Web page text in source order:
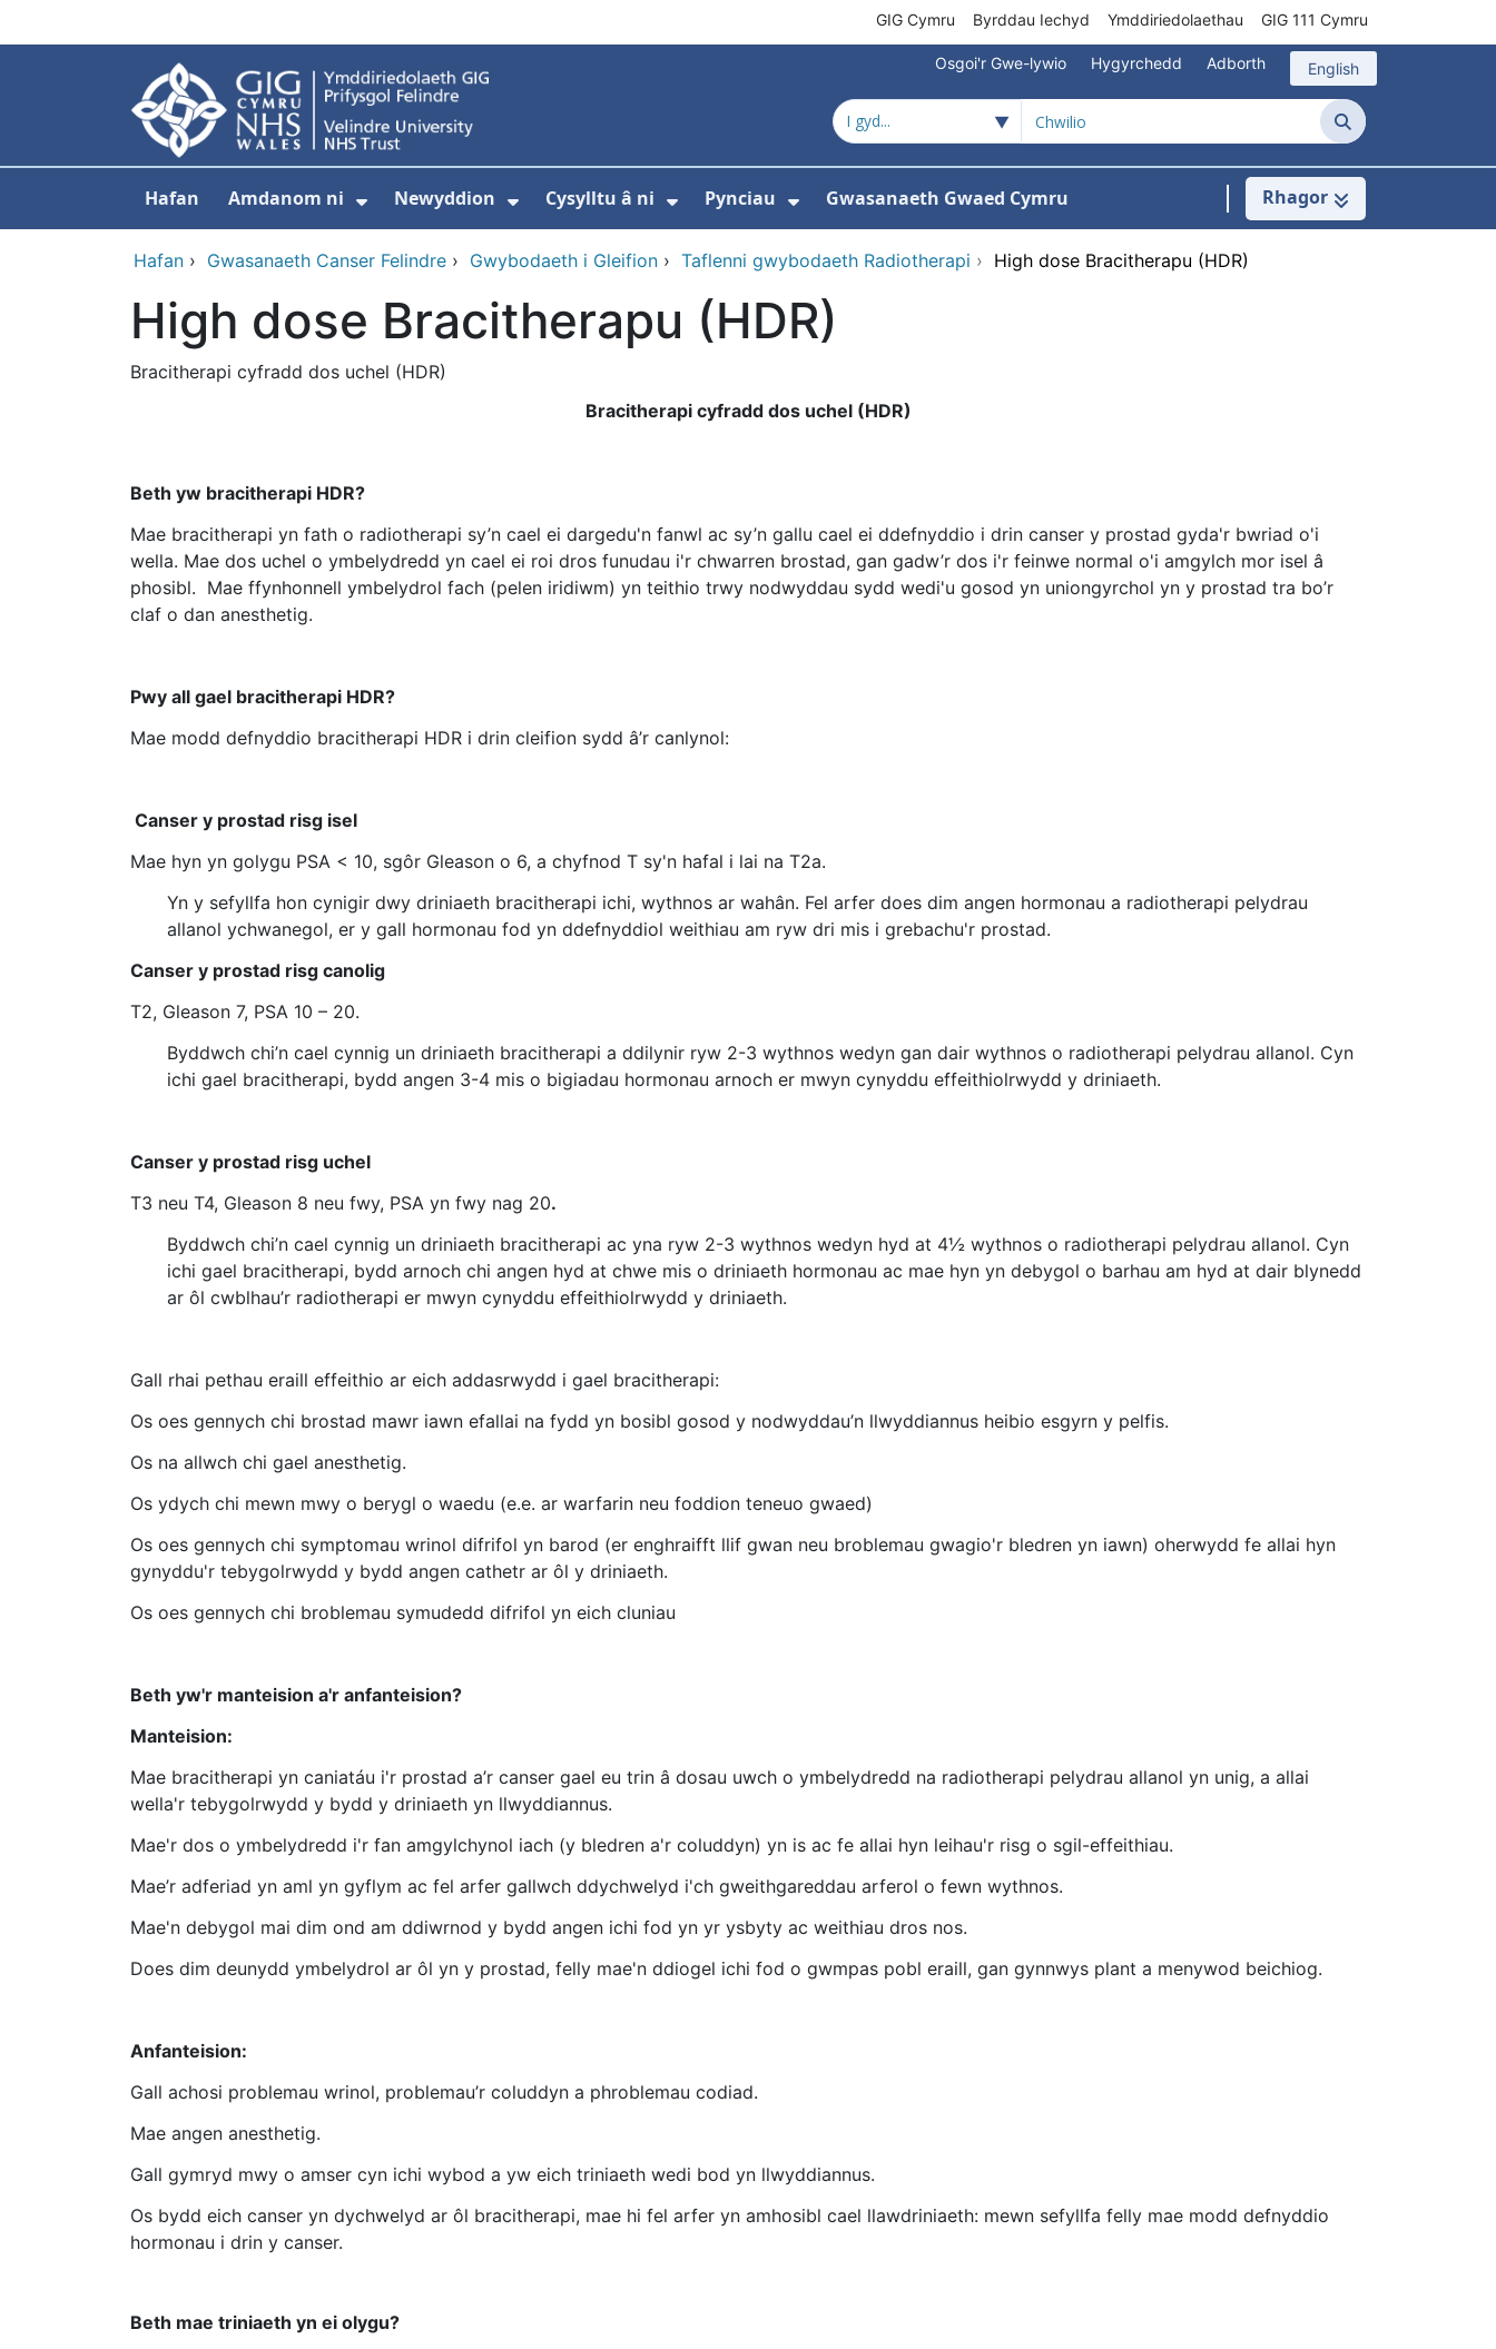
GIG Cymru Byrddau Iechyd Ymddiriedolaethau GIG 111 Cymru
Osgoi'r Gwe-lywio Hygyrchedd Adborth English
Chwilio
Hafan Amdanom ni Newyddion Cysylltu â ni Pynciau Gwasanaeth Gwaed Cymru Rhagor
Hafan › Gwasanaeth Canser Felindre › Gwybodaeth i Gleifion › Taflenni gwybodaeth Radiotherapi › High dose Bracitherapu (HDR)
High dose Bracitherapu (HDR)
Bracitherapi cyfradd dos uchel (HDR)
Bracitherapi cyfradd dos uchel (HDR)
Beth yw bracitherapi HDR?
Mae bracitherapi yn fath o radiotherapi sy’n cael ei dargedu'n fanwl ac sy’n gallu cael ei ddefnyddio i drin canser y prostad gyda'r bwriad o'i
wella. Mae dos uchel o ymbelydredd yn cael ei roi dros funudau i'r chwarren brostad, gan gadw’r dos i'r feinwe normal o'i amgylch mor isel â
phosibl. Mae ffynhonnell ymbelydrol fach (pelen iridiwm) yn teithio trwy nodwyddau sydd wedi'u gosod yn uniongyrchol yn y prostad tra bo’r
claf o dan anesthetig.
Pwy all gael bracitherapi HDR?
Mae modd defnyddio bracitherapi HDR i drin cleifion sydd â’r canlynol:
Canser y prostad risg isel
Mae hyn yn golygu PSA < 10, sgôr Gleason o 6, a chyfnod T sy'n hafal i lai na T2a.
Yn y sefyllfa hon cynigir dwy driniaeth bracitherapi ichi, wythnos ar wahân. Fel arfer does dim angen hormonau a radiotherapi pelydrau
allanol ychwanegol, er y gall hormonau fod yn ddefnyddiol weithiau am ryw dri mis i grebachu'r prostad.
Canser y prostad risg canolig
T2, Gleason 7, PSA 10 – 20.
Byddwch chi’n cael cynnig un driniaeth bracitherapi a ddilynir ryw 2-3 wythnos wedyn gan dair wythnos o radiotherapi pelydrau allanol. Cyn
ichi gael bracitherapi, bydd angen 3-4 mis o bigiadau hormonau arnoch er mwyn cynyddu effeithiolrwydd y driniaeth.
Canser y prostad risg uchel
T3 neu T4, Gleason 8 neu fwy, PSA yn fwy nag 20.
Byddwch chi’n cael cynnig un driniaeth bracitherapi ac yna ryw 2-3 wythnos wedyn hyd at 4½ wythnos o radiotherapi pelydrau allanol. Cyn
ichi gael bracitherapi, bydd arnoch chi angen hyd at chwe mis o driniaeth hormonau ac mae hyn yn debygol o barhau am hyd at dair blynedd
ar ôl cwblhau’r radiotherapi er mwyn cynyddu effeithiolrwydd y driniaeth.
Gall rhai pethau eraill effeithio ar eich addasrwydd i gael bracitherapi:
Os oes gennych chi brostad mawr iawn efallai na fydd yn bosibl gosod y nodwyddau’n llwyddiannus heibio esgyrn y pelfis.
Os na allwch chi gael anesthetig.
Os ydych chi mewn mwy o berygl o waedu (e.e. ar warfarin neu foddion teneuo gwaed)
Os oes gennych chi symptomau wrinol difrifol yn barod (er enghraifft llif gwan neu broblemau gwagio'r bledren yn iawn) oherwydd fe allai hyn
gynyddu'r tebygolrwydd y bydd angen cathetr ar ôl y driniaeth.
Os oes gennych chi broblemau symudedd difrifol yn eich cluniau
Beth yw'r manteision a'r anfanteision?
Manteision:
Mae bracitherapi yn caniatáu i'r prostad a’r canser gael eu trin â dosau uwch o ymbelydredd na radiotherapi pelydrau allanol yn unig, a allai
wella'r tebygolrwydd y bydd y driniaeth yn llwyddiannus.
Mae'r dos o ymbelydredd i'r fan amgylchynol iach (y bledren a'r coluddyn) yn is ac fe allai hyn leihau'r risg o sgil-effeithiau.
Mae’r adferiad yn aml yn gyflym ac fel arfer gallwch ddychwelyd i'ch gweithgareddau arferol o fewn wythnos.
Mae'n debygol mai dim ond am ddiwrnod y bydd angen ichi fod yn yr ysbyty ac weithiau dros nos.
Does dim deunydd ymbelydrol ar ôl yn y prostad, felly mae'n ddiogel ichi fod o gwmpas pobl eraill, gan gynnwys plant a menywod beichiog.
Anfanteision:
Gall achosi problemau wrinol, problemau’r coluddyn a phroblemau codiad.
Mae angen anesthetig.
Gall gymryd mwy o amser cyn ichi wybod a yw eich triniaeth wedi bod yn llwyddiannus.
Os bydd eich canser yn dychwelyd ar ôl bracitherapi, mae hi fel arfer yn amhosibl cael llawdriniaeth: mewn sefyllfa felly mae modd defnyddio
hormonau i drin y canser.
Beth mae triniaeth yn ei olygu?